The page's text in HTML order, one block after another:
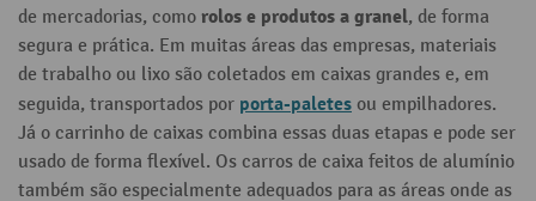
de mercadorias, como rolos e produtos a granel, de forma
segura e prática. Em muitas áreas das empresas, materiais
de trabalho ou lixo são coletados em caixas grandes e, em
seguida, transportados por porta-paletes ou empilhadores.
Já o carrinho de caixas combina essas duas etapas e pode ser
usado de forma flexível. Os carros de caixa feitos de alumínio
também são especialmente adequados para as áreas onde as